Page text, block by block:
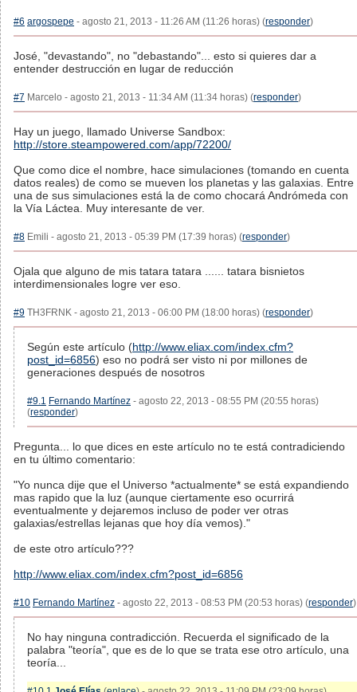
#6 argospepe - agosto 21, 2013 - 11:26 AM (11:26 horas) (responder)
José, "devastando", no "debastando"... esto si quieres dar a
entender destrucción en lugar de reducción
#7 Marcelo - agosto 21, 2013 - 11:34 AM (11:34 horas) (responder)
Hay un juego, llamado Universe Sandbox:
http://store.steampowered.com/app/72200/
Que como dice el nombre, hace simulaciones (tomando en cuenta
datos reales) de como se mueven los planetas y las galaxias. Entre
una de sus simulaciones está la de como chocará Andrómeda con
la Vía Láctea. Muy interesante de ver.
#8 Emili - agosto 21, 2013 - 05:39 PM (17:39 horas) (responder)
Ojala que alguno de mis tatara tatara ...... tatara bisnietos
interdimensionales logre ver eso.
#9 TH3FRNK - agosto 21, 2013 - 06:00 PM (18:00 horas) (responder)
Según este artículo (http://www.eliax.com/index.cfm?
post_id=6856) eso no podrá ser visto ni por millones de
generaciones después de nosotros
#9.1 Fernando Martínez - agosto 22, 2013 - 08:55 PM (20:55 horas)
(responder)
Pregunta... lo que dices en este artículo no te está contradiciendo
en tu último comentario:
"Yo nunca dije que el Universo *actualmente* se está expandiendo
mas rapido que la luz (aunque ciertamente eso ocurrirá
eventualmente y dejaremos incluso de poder ver otras
galaxias/estrellas lejanas que hoy día vemos)."
de este otro artículo???
http://www.eliax.com/index.cfm?post_id=6856
#10 Fernando Martínez - agosto 22, 2013 - 08:53 PM (20:53 horas) (responder)
No hay ninguna contradicción. Recuerda el significado de la
palabra "teoría", que es de lo que se trata ese otro artículo, una
teoría...